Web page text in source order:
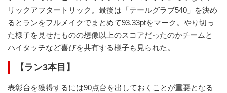
リックアフタートリック。最後は「テールグラブ540」を決め
るとランをフルメイクでまとめて93.33ptをマーク。やり切っ
た様子を見せたものの想像以上のスコアだったのかチームと
ハイタッチなど喜びを共有する様子も見られた。
【ラン3本目】
表彰台を獲得するには90点台を出しておくことが重要となる